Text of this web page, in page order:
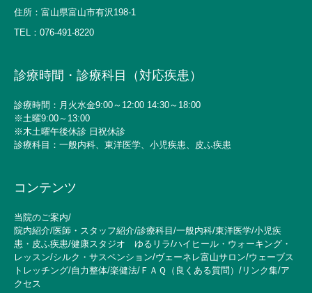
住所：富山県富山市有沢198-1
TEL： 076-491-8220
診療時間・診療科目（対応疾患）
診療時間：月火水金9:00～12:00 14:30～18:00
※土曜9:00～13:00
※木土曜午後休診 日祝休診
診療科目：一般内科、東洋医学、小児疾患、皮ふ疾患
コンテンツ
当院のご案内/
院内紹介/医師・スタッフ紹介/診療科目 /一般内科/東洋医学/小児疾
患・皮ふ疾患/健康スタジオ ゆるリラ/ハイヒール・ウォーキング・
レッスン/シルク・サスペンション/ヴェーネレ富山サロン/ウェーブス
トレッチング/自力整体/楽健法/ ＦＡＱ（良くある質問） / リンク集/ア
クセス